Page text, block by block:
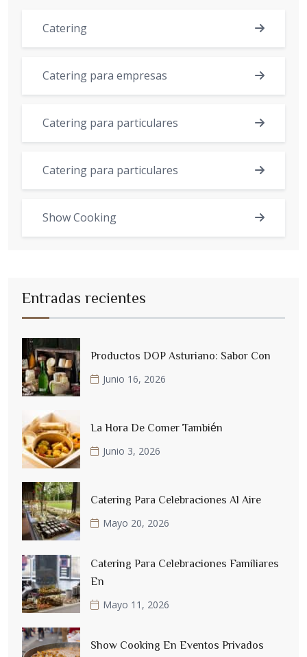
Catering
Catering para empresas
Catering para particulares
Catering para particulares
Show Cooking
Entradas recientes
Productos DOP Asturiano: Sabor Con
Junio 16, 2026
La Hora De Comer También
Junio 3, 2026
Catering Para Celebraciones Al Aire
Mayo 20, 2026
Catering Para Celebraciones Familiares
En
Mayo 11, 2026
Show Cooking En Eventos Privados